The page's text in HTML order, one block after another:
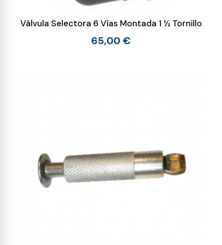
Válvula Selectora 6 Vías Montada 1 ½ Tornillo
65,00 €